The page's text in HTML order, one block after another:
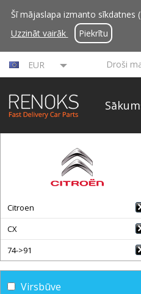
Šī mājaslapa izmanto sīkdatnes
Uzzināt vairāk
Piekrītu
EUR Droši
Citroen
CX
74->91
Virsbūve